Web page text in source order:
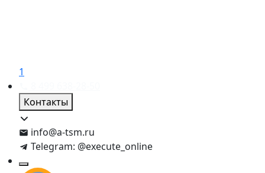
1
Контакты
info@a-tsm.ru
Telegram: @execute_online